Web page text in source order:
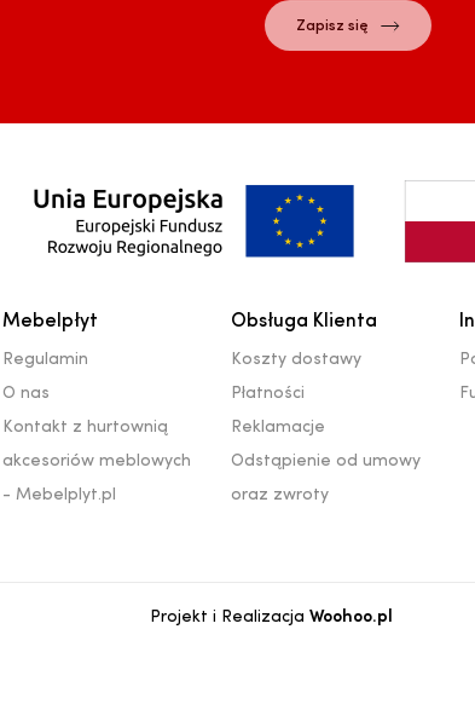
Mebelpłyt
Regulamin
O nas
Kontakt z hurtownią
akcesoriów meblowych
- Mebelplyt.pl
Obsługa Klienta
Koszty dostawy
Płatności
Reklamacje
Odstąpienie od umowy
oraz zwroty
Projekt i Realizacja Woohoo.pl